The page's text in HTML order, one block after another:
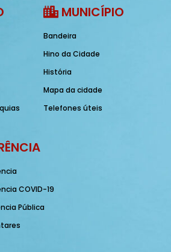
MUNICÍPIO
Bandeira
Hino da Cidade
História
Mapa da cidade
Telefones úteis
COVID-19
Pública